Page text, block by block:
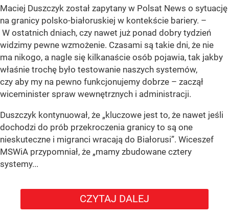
Maciej Duszczyk został zapytany w Polsat News o sytuację
na granicy polsko-białoruskiej w kontekście bariery. –
W ostatnich dniach, czy nawet już ponad dobry tydzień
widzimy pewne wzmożenie. Czasami są takie dni, że nie
ma nikogo, a nagle się kilkanaście osób pojawia, tak jakby
właśnie trochę było testowanie naszych systemów,
czy aby my na pewno funkcjonujemy dobrze – zaczął
wiceminister spraw wewnętrznych i administracji.
Duszczyk kontynuował, że „kluczowe jest to, że nawet jeśli
dochodzi do prób przekroczenia granicy to są one
nieskuteczne i migranci wracają do Białorusi”. Wiceszef
MSWiA przypomniał, że „mamy zbudowane cztery
systemy...
CZYTAJ DALEJ